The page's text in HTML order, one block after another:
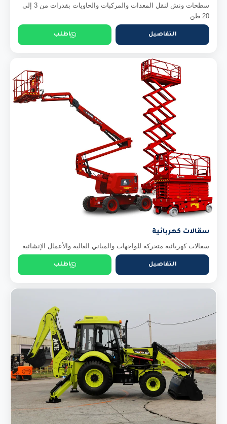
سطحات ونش لنقل المعدات والمركبات والحاويات بقدرات من 3 إلى
20 طن
التفاصيل اطلب
سقالات كهربائية
سقالات كهربائية متحركة للواجهات والمباني العالية والأعمال الإنشائية
التفاصيل اطلب